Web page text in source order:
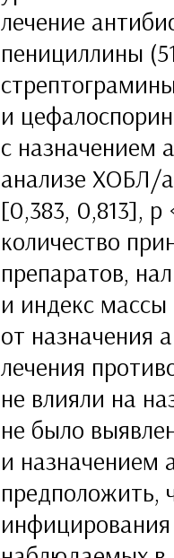
лечение
пенициллины
и
с назначением
анализе ХОБЛ/
[0,383, 0,813], р
количество
препаратов,
и индекс массы
от назначения
лечения
не влияли на
не было
и назначением
предположить,